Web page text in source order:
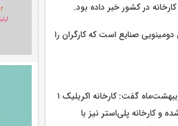
صنایع است که کارگران را
علیرضا خرمی، رئیس شورای اسلامی کار شرکت پلی اکریل اصفهان، در روز یکم اریبهشت‌ماه گفت: کارخانه اکریلیک ۱
اکنون متوقف شده و کارخانه پلی‌استر نیز با